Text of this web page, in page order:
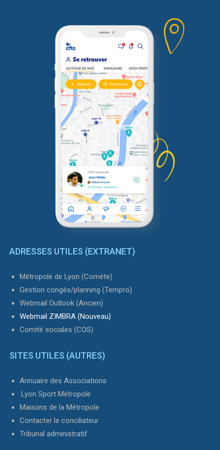
ADRESSES UTILES (EXTRANET)
Métropole de Lyon (Comète)
Gestion congés/planning (Tempro)
Webmail Outlook (Ancien)
Webmail ZIMBRA (Nouveau)
Comité sociales (COS)
SITES UTILES (AUTRES)
Annuaire des Associations
Lyon Sport Métropole
Maisons de la Métropole
Contacter le conciliateur
Tribunal administratif